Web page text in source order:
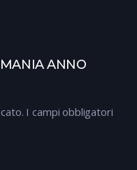
ANNO
I campi obbligatori